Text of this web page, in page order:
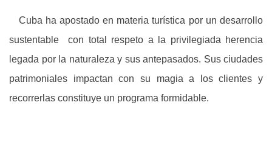
Cuba ha apostado en materia turística por un desarrollo
sustentable con total respeto a la privilegiada herencia
legada por la naturaleza y sus antepasados. Sus ciudades
patrimoniales impactan con su magia a los clientes y
recorrerlas constituye un programa formidable.